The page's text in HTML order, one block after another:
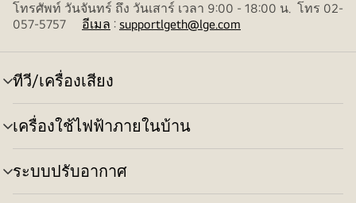
โทรศัพท์ วันจันทร์ ถึง วันเสาร์ เวลา 9:00 - 18:00 น. โทร 02-
057-5757 อีเมล : supportlgeth@lge.com
ทีวี/เครื่องเสียง
สลับ
เมนู
เครื่องใช้ไฟฟ้าภายในบ้าน
สลับ
เมนู
ระบบปรับอากาศ
สลับ
เมนู